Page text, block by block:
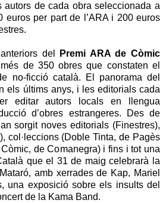
autors de cada obra seleccionada a
euros per part de l’ARA i 200 euros
del
Premi ARA de Còmic
de 350 obres que constaten el
no-ficció català. El panorama del
els últims anys, i les editorials cada
editar autors locals en llengua
d’obres estrangeres. Des de
sorgit noves editorials (Finestres),
), col·leccions (Doble Tinta, de Pagès
de Comanegra) i fins i tot una
que el 31 de maig celebrarà la
amb xerrades de Kap, Mariel
una exposició sobre els insults del
de la Kama Band.